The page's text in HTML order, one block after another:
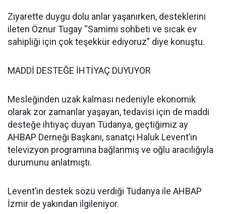
Ziyarette duygu dolu anlar yaşanırken, desteklerini
ileten Öznur Tugay “Samimi sohbeti ve sıcak ev
sahipliği için çok teşekkür ediyoruz” diye konuştu.
MADDİ DESTEĞE İHTİYAÇ DUYUYOR
Mesleğinden uzak kalması nedeniyle ekonomik
olarak zor zamanlar yaşayan, tedavisi için de maddi
desteğe ihtiyaç duyan Tüdanya, geçtiğimiz ay
AHBAP Derneği Başkanı, sanatçı Haluk Levent’in
televizyon programına bağlanmış ve oğlu aracılığıyla
durumunu anlatmıştı.
Levent’in destek sözü verdiği Tüdanya ile AHBAP
İzmir de yakından ilgileniyor.